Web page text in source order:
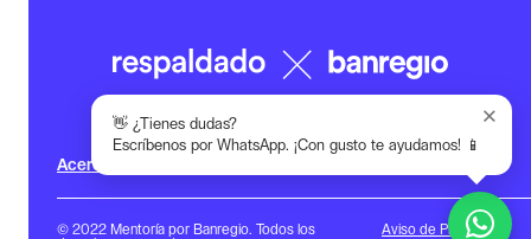
Acerca de
© 2022 Mentoría por Banregio. Todos los
Aviso de Privacidad
×
👋 ¿Tienes dudas?
Escríbenos por WhatsApp. ¡Con gusto te ayudamos! 📱